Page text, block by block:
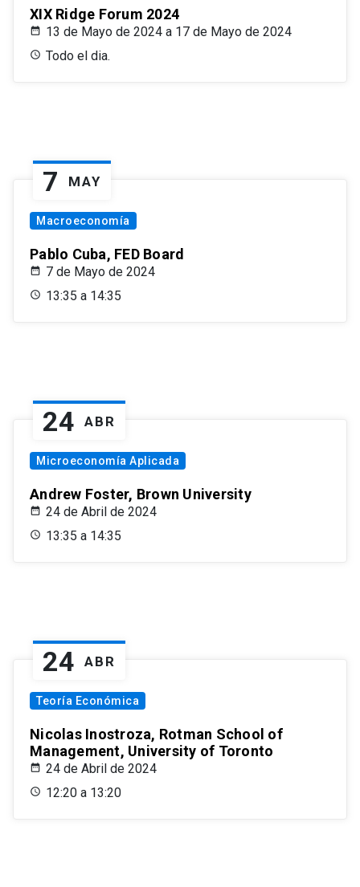
XIX Ridge Forum 2024
13 de Mayo de 2024 a 17 de Mayo de 2024
Todo el dia.
7 MAY
Macroeconomía
Pablo Cuba, FED Board
7 de Mayo de 2024
13:35 a 14:35
24 ABR
Microeconomía Aplicada
Andrew Foster, Brown University
24 de Abril de 2024
13:35 a 14:35
24 ABR
Teoría Económica
Nicolas Inostroza, Rotman School of
Management, University of Toronto
24 de Abril de 2024
12:20 a 13:20